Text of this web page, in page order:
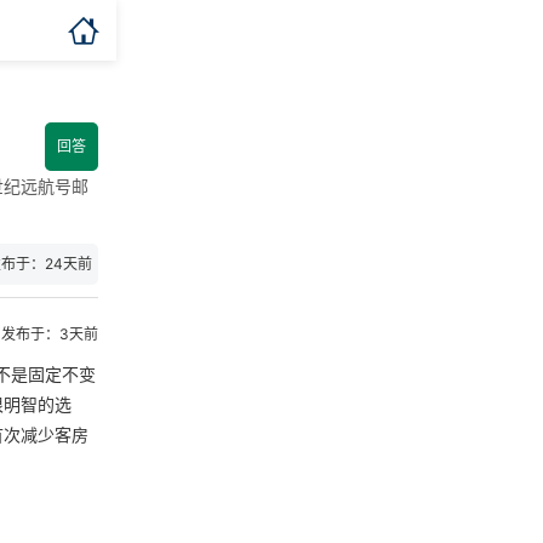

回答
远航号邮
于：24天前
发布于：3天前
是固定不变
智的选
减少客房